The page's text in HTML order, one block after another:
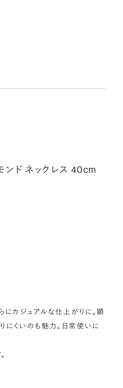
ンド ネックレス 40cm
にカジュアルな仕上がりに。顕
にくいのも魅力。日常使いに